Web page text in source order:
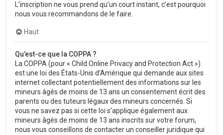
L’inscription ne vous prend qu’un court instant, c’est pourquoi
nous vous recommandons de le faire.
Haut
Qu’est-ce que la COPPA ?
La COPPA (pour « Child Online Privacy and Protection Act »)
est une loi des États-Unis d’Amérique qui demande aux sites
internet collectant potentiellement des informations sur les
mineurs âgés de moins de 13 ans un consentement écrit des
parents ou des tuteurs légaux des mineurs concernés. Si
vous ne savez pas si cette loi s’applique également aux
mineurs âgés de moins de 13 ans inscrits sur votre forum,
nous vous conseillons de contacter un conseiller juridique qui